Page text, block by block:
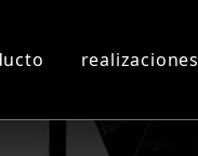
Taller y Equipos
Videos 3D
realizaciones
Nuevo producto